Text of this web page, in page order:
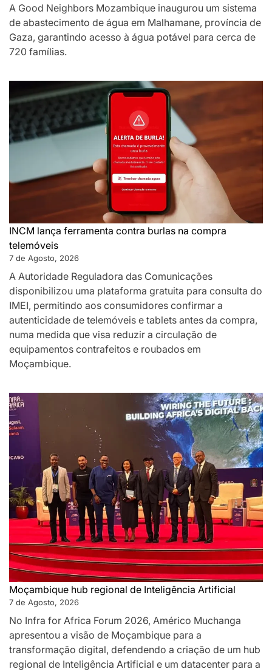
A Good Neighbors Mozambique inaugurou um sistema
de abastecimento de água em Malhamane, província de
Gaza, garantindo acesso à água potável para cerca de
720 famílias.
INCM lança ferramenta contra burlas na compra
telemóveis
7 de Agosto, 2026
A Autoridade Reguladora das Comunicações
disponibilizou uma plataforma gratuita para consulta do
IMEI, permitindo aos consumidores confirmar a
autenticidade de telemóveis e tablets antes da compra,
numa medida que visa reduzir a circulação de
equipamentos contrafeitos e roubados em
Moçambique.
Moçambique hub regional de Inteligência Artificial
7 de Agosto, 2026
No Infra for Africa Forum 2026, Américo Muchanga
apresentou a visão de Moçambique para a
transformação digital, defendendo a criação de um hub
regional de Inteligência Artificial e um datacenter para a